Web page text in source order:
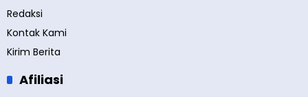
Redaksi
Kontak Kami
Kirim Berita
Afiliasi